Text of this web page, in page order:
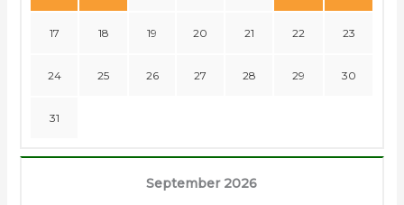
17 18 19 20 21 22 23
24 25 26 27 28 29 30
31
September 2026